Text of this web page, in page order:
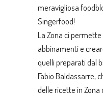
meravigliosa
Singerfood!
La Zona ci
abbinamenti e
quelli preparati dal
Fabio Baldassarre,
delle ricette in Zona